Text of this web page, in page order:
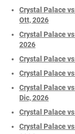
Crystal Palace
Ott, 2026
Crystal Palace
2026
Crystal Palace
Crystal Palace
Crystal Palace
Dic, 2026
Crystal Palace
Crystal Palace